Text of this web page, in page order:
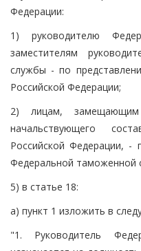
Федерации:
1) руководителю
заместителям
службы - по
Российской Федерации;
2) лицам, замещающим
начальствующего
Российской Федерации, -
Федеральной таможенной
5) в статье 18:
а) пункт 1 изложить в
"1. Руководитель